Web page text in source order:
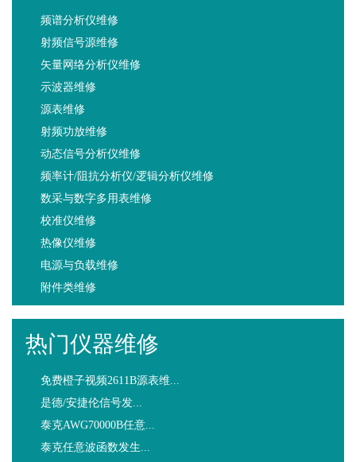
频谱分析仪维修
射频信号源维修
矢量网络分析仪维修
示波器维修
源表维修
射频功放维修
动态信号分析仪维修
频率计/阻抗分析仪/逻辑分析仪维修
数采与数字多用表维修
校准仪维修
热像仪维修
电源与负载维修
附件类维修
热门仪器维修
免费橙子视频2611B源表维...
是德/安捷伦信号发...
泰克AWG70000B任意...
泰克任意波函数发生...